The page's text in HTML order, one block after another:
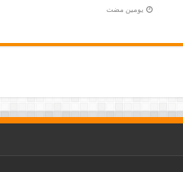
‏يومين مضت